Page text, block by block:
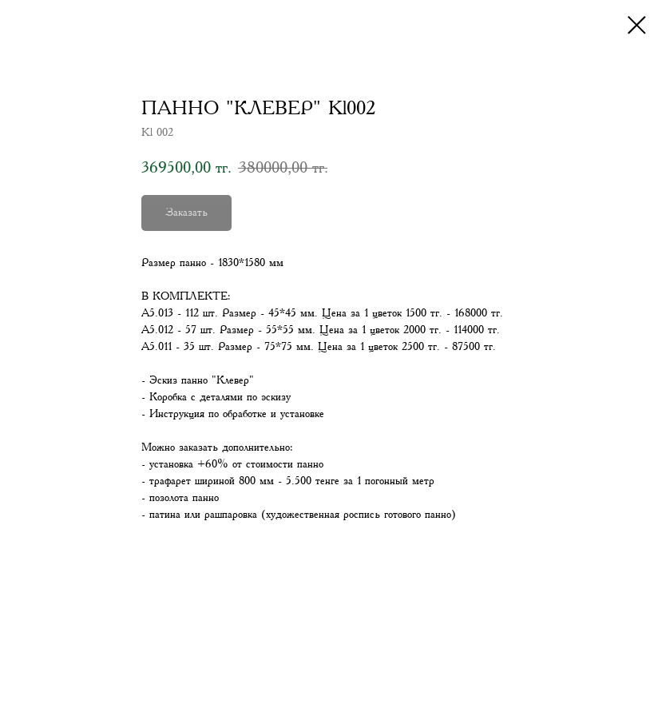
ПАННО "КЛЕВЕР" Kl002
Kl 002
369500,00 тг. 380000,00 тг.
Заказать
Размер панно - 1830*1580 мм
В КОМПЛЕКТЕ:
А5.013 - 112 шт. Размер - 45*45 мм. Цена за 1 цветок 1500 тг. - 168000 тг.
А5.012 - 57 шт. Размер - 55*55 мм. Цена за 1 цветок 2000 тг. - 114000 тг.
А5.011 - 35 шт. Размер - 75*75 мм. Цена за 1 цветок 2500 тг. - 87500 тг.
- Эскиз панно "Клевер"
- Коробка с деталями по эскизу
- Инструкция по обработке и установке
Можно заказать дополнительно:
- установка +60% от стоимости панно
- трафарет шириной 800 мм - 5.500 тенге за 1 погонный метр
- позолота панно
- патина или рашпаровка (художественная роспись готового панно)